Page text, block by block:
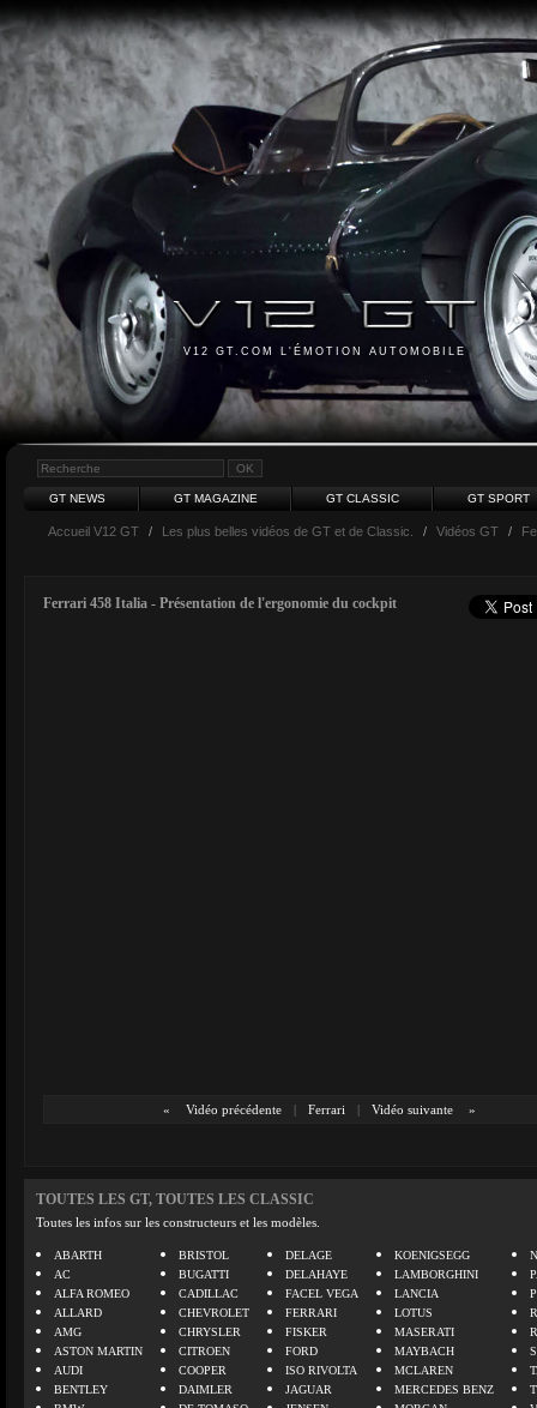
V12 GT.COM L'ÉMOTION AUTOMOBILE
GT NEWS GT MAGAZINE GT CLASSIC GT SPORT
Accueil V12 GT / Les plus belles vidéos de GT et de Classic. / Vidéos GT /
Ferrari 458 Italia - Présentation de l'ergonomie du cockpit
« Vidéo précédente | Ferrari | Vidéo suivante »
TOUTES LES GT, TOUTES LES CLASSIC
Toutes les infos sur les constructeurs et les modèles.
ABARTH
AC
ALFA ROMEO
ALLARD
AMG
ASTON MARTIN
AUDI
BENTLEY
BRISTOL
BUGATTI
CADILLAC
CHEVROLET
CHRYSLER
CITROEN
COOPER
DAIMLER
DELAGE
DELAHAYE
FACEL VEGA
FERRARI
FISKER
FORD
ISO RIVOLTA
JAGUAR
KOENIGSEGG
LAMBORGHINI
LANCIA
LOTUS
MASERATI
MAYBACH
MCLAREN
MERCEDES BENZ